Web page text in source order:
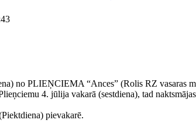
no PLIEŅCIEMA “Ances” (Rolis RZ vasaras
4. jūlija vakarā (sestdiena), tad
pievakarē.